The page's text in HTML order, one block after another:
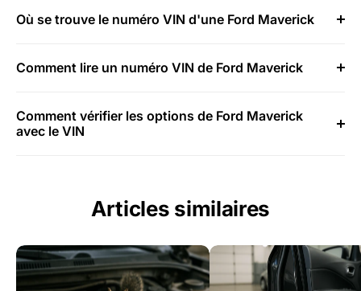
Où se trouve le numéro VIN d'une Ford Maverick
Comment lire un numéro VIN de Ford Maverick
Comment vérifier les options de Ford Maverick
avec le VIN
Articles similaires